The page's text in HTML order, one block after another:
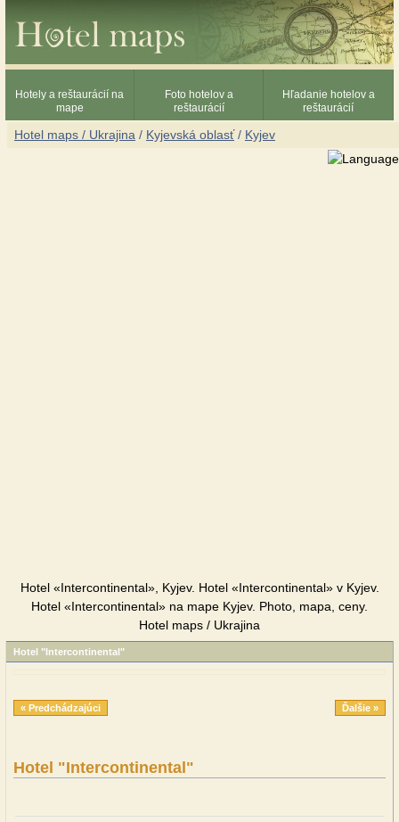
Hotely a reštaurácií na
mape
Foto hotelov a
reštaurácií
Hľadanie hotelov a
reštaurácií
Hotel maps / Ukrajina / Kyjevská oblasť/ Kyjev
Hotel «Intercontinental», Kyjev. Hotel «Intercontinental» v Kyjev.
Hotel «Intercontinental» na mape Kyjev. Photo, mapa, ceny.
Hotel maps / Ukrajina
Hotel "Intercontinental"
« Predchádzajúci Ďalšie »
Hotel "Intercontinental"